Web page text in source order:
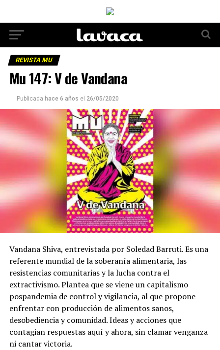
REVISTA MU
Mu 147: V de Vandana
Publicada hace 6 años el 26/05/2020
Vandana Shiva, entrevistada por Soledad Barruti. Es una
referente mundial de la soberanía alimentaria, las
resistencias comunitarias y la lucha contra el
extractivismo. Plantea que se viene un capitalismo
pospandemia de control y vigilancia, al que propone
enfrentar con producción de alimentos sanos,
desobediencia y comunidad. Ideas y acciones que
contagian respuestas aquí y ahora, sin clamar venganza
ni cantar victoria.